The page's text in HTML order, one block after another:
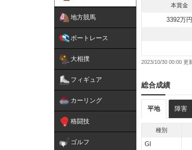
地方競馬
ボートレース
大相撲
フィギュア
カーリング
格闘技
ゴルフ
本賞金
3392万円
2023/10/30 00:00
総合成績
平地 障害
種別
GI